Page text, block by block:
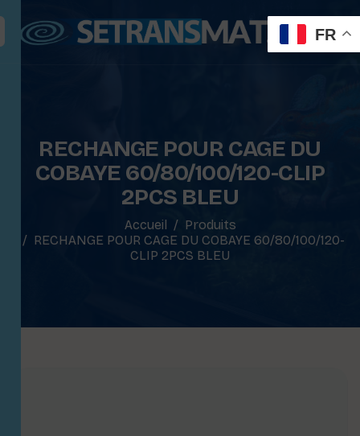
RECHANGE POUR CAGE DU
COBAYE 60/80/100/120-CLIP
2PCS BLEU
Accueil
Produits
RECHANGE POUR CAGE DU COBAYE 60/80/100/120-
CLIP 2PCS BLEU
FR